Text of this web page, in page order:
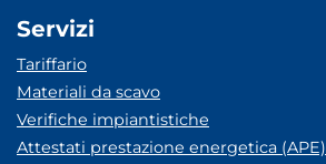
Servizi
Tariffario
Materiali da scavo
Verifiche impiantistiche
Attestati prestazione energetica (APE)